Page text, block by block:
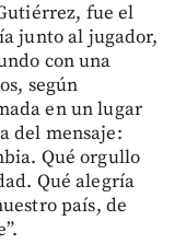
fue el
junto al jugador,
con una
según
en un lugar
del mensaje:
Qué orgullo
Qué alegría
país, de